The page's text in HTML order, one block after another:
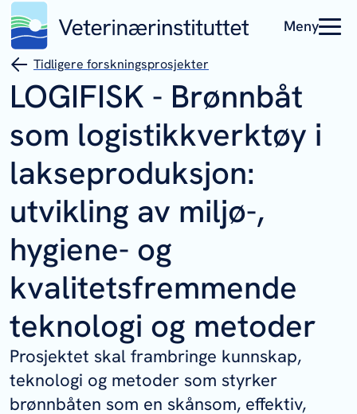
Meny
Tidligere forskningsprosjekter
LOGIFISK - Brønnbåt
som logistikkverktøy i
lakseproduksjon:
utvikling av miljø-,
hygiene- og
kvalitetsfremmende
teknologi og metoder
Prosjektet skal frambringe kunnskap,
teknologi og metoder som styrker
brønnbåten som en skånsom, effektiv,